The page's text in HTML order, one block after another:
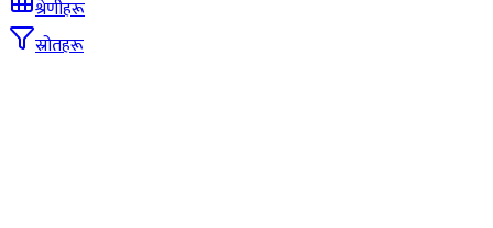
श्रेणीहरू
स्रोतहरू